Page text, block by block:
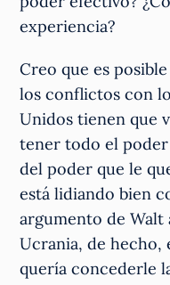
experiencia?
Creo que es
los conflictos con
Unidos tienen que
tener todo el
del poder que le
está lidiando bien
argumento de Walt
Ucrania, de hecho,
quería concederle